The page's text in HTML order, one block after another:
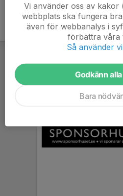
Vi använder oss av
webbplats ska fungera
även för webbanalys i
förbättra våra
Så använder
Godkänn
Bara